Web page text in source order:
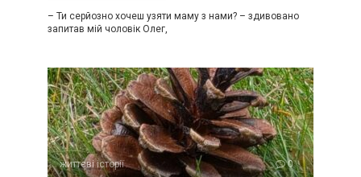
– Ти серйозно хочеш узяти маму з нами? – здивовано
запитав мій чоловік Олег,
життєві історії 0